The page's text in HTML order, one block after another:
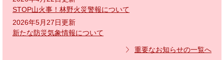
STOP山火事！林野火災警報について
2026年5月27日更新
新たな防災気象情報について
重要なお知らせの一覧へ